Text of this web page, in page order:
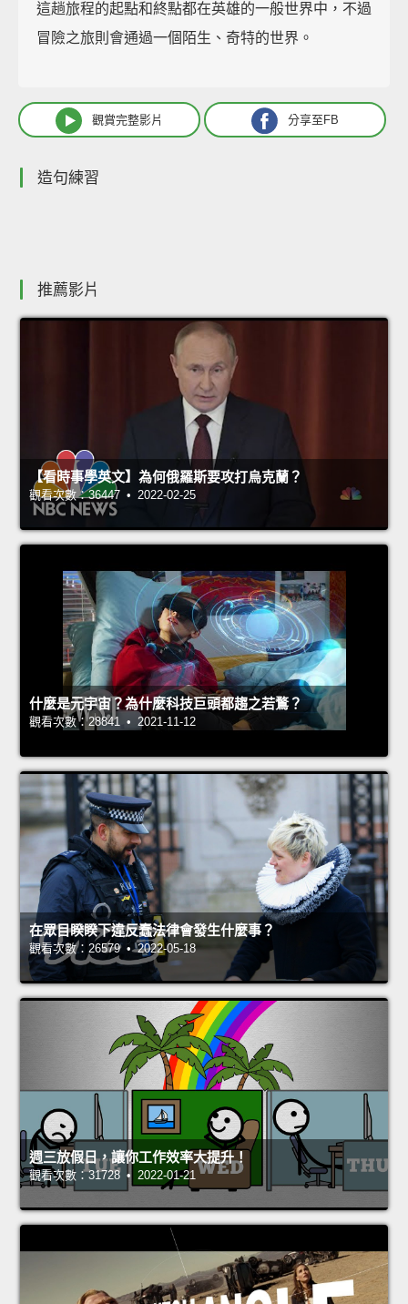
這趟旅程的起點和終點都在英雄的一般世界中，不過
冒險之旅則會通過一個陌生、奇特的世界。
觀賞完整影片 分享至FB
造句練習
推薦影片
【看時事學英文】為何俄羅斯要攻打烏克蘭？
觀看次數：36447 • 2022-02-25
什麼是元宇宙？為什麼科技巨頭都趨之若鶩？
觀看次數：28841 • 2021-11-12
在眾目睽睽下違反蠢法律會發生什麼事？
觀看次數：26579 • 2022-05-18
週三放假日，讓你工作效率大提升！
觀看次數：31728 • 2022-01-21